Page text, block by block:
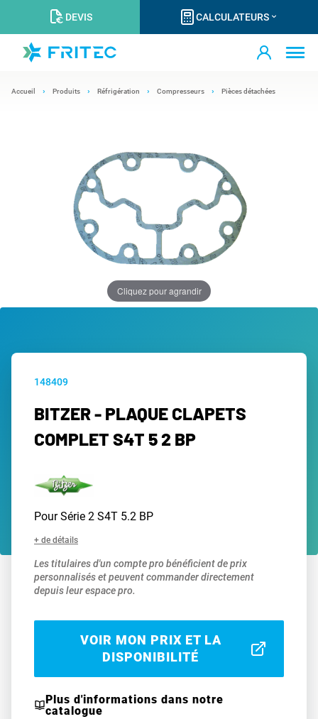
DEVIS CALCULATEURS
Accueil Produits Réfrigération Compresseurs Pièces détachées
Cliquez pour agrandir
148409
BITZER - PLAQUE CLAPETS
COMPLET S4T 5 2 BP
Pour Série 2 S4T 5.2 BP
+ de détails
Les titulaires d'un compte pro bénéficient de prix
personnalisés et peuvent commander directement
depuis leur espace pro.
VOIR MON PRIX ET LA
DISPONIBILITÉ
Plus d'informations dans notre
catalogue